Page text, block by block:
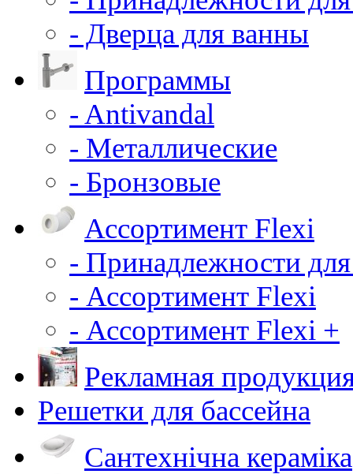
- Дверца для ванны
Программы
- Antivandal
- Металлические
- Бронзовые
Ассортимент Flexi
- Принадлежности
- Ассортимент Flexi
- Ассортимент Flexi +
Рекламная
Решетки для бассейна
Сантехнічна кераміка